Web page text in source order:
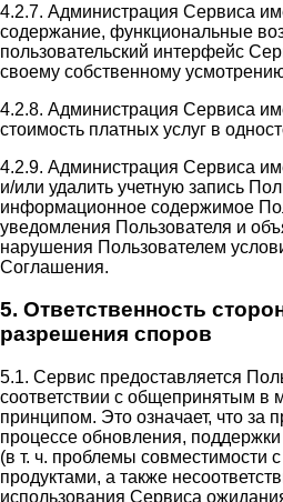
4.2.7. Администрация Сервиса
содержание, функциональные
пользовательский интерфейс
своему собственному
4.2.8. Администрация Сервиса
стоимость платных услуг в
4.2.9. Администрация Сервиса
и/или удалить учетную запись
информационное содержимое
уведомления Пользователя и
нарушения Пользователем
Соглашения.
5. Ответственность
разрешения споров
5.1. Сервис предоставляется
соответствии с общепринятым в
принципом. Это означает, что за
процессе обновления,
(в т. ч. проблемы совместимости
продуктами, а также
использования Сервиса